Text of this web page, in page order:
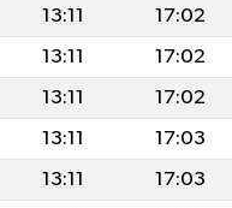
13:11 17:02
13:11 17:02
13:11 17:02
13:11 17:03
13:11 17:03